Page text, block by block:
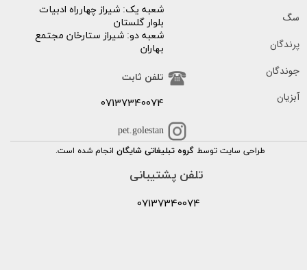
سگ
پرندگان
جوندگان
آبزیان
​​شعبه یک: شیراز چهارراه ادبیات
بلوار گلستان
شعبه دو: شیراز ستارخان مجتمع
بهاران
تلفن ثابت
07137340074
pet.golestan
طراحی سایت توسط گروه تبلیغاتی شایگان انجام شده است.
تلفن پشتیبانی
07137340074